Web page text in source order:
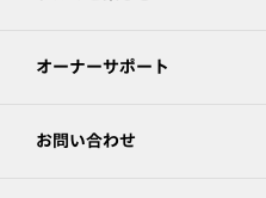
オーナーサポート
お問い合わせ